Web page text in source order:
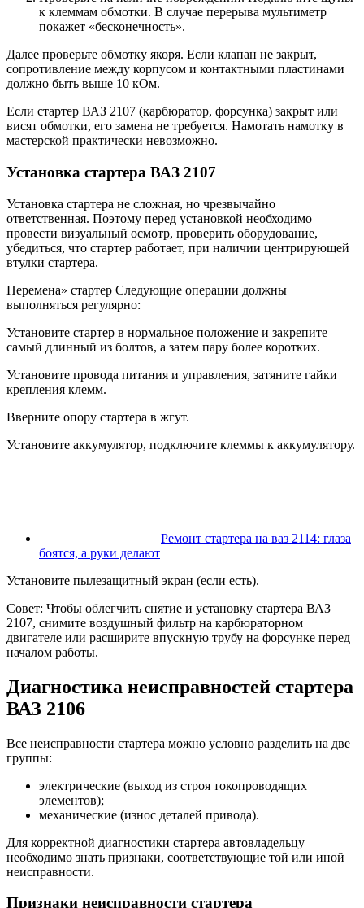
к клеммам обмотки. В случае перерыва мультиметр
покажет «бесконечность».
Далее проверьте обмотку якоря. Если клапан не закрыт,
сопротивление между корпусом и контактными пластинами
должно быть выше 10 кОм.
Если стартер ВАЗ 2107 (карбюратор, форсунка) закрыт или
висят обмотки, его замена не требуется. Намотать намотку в
мастерской практически невозможно.
Установка стартера ВАЗ 2107
Установка стартера не сложная, но чрезвычайно
ответственная. Поэтому перед установкой необходимо
провести визуальный осмотр, проверить оборудование,
убедиться, что стартер работает, при наличии центрирующей
втулки стартера.
Перемена» стартер Следующие операции должны
выполняться регулярно:
Установите стартер в нормальное положение и закрепите
самый длинный из болтов, а затем пару более коротких.
Установите провода питания и управления, затяните гайки
крепления клемм.
Вверните опору стартера в жгут.
Установите аккумулятор, подключите клеммы к аккумулятору.
Ремонт стартера на ваз 2114: глаза
боятся, а руки делают
Установите пылезащитный экран (если есть).
Совет: Чтобы облегчить снятие и установку стартера ВАЗ
2107, снимите воздушный фильтр на карбюраторном
двигателе или расширите впускную трубу на форсунке перед
началом работы.
Диагностика неисправностей стартера
ВАЗ 2106
Все неисправности стартера можно условно разделить на две
группы:
электрические (выход из строя токопроводящих
элементов);
механические (износ деталей привода).
Для корректной диагностики стартера автовладельцу
необходимо знать признаки, соответствующие той или иной
неисправности.
Признаки неисправности стартера